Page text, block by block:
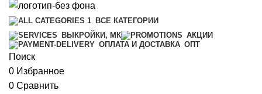
ВСЕ КАТЕГОРИИ
ВЫКРОЙКИ, МК
АКЦИИ
ОПЛАТА И ДОСТАВКА ОПТ
Поиск
0 Избранное
0 Сравнить